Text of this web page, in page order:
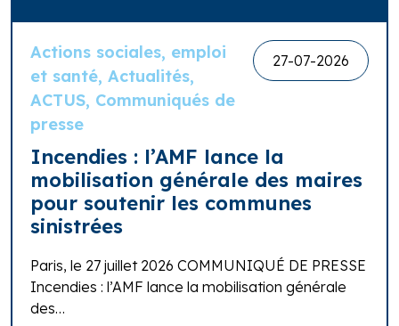
Actions sociales, emploi
et santé, Actualités,
ACTUS, Communiqués de
presse
27-07-2026
Incendies : l’AMF lance la
mobilisation générale des maires
pour soutenir les communes
sinistrées
Paris, le 27 juillet 2026 COMMUNIQUÉ DE PRESSE
Incendies : l’AMF lance la mobilisation générale
des…